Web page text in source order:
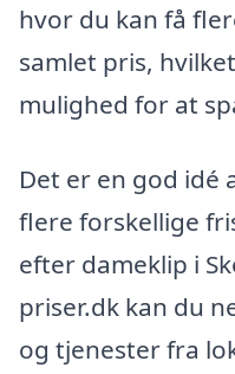
hvor du kan få
samlet pris,
mulighed for at
Det er en god idé
flere forskellige
efter dameklip i
priser.dk kan du
og tjenester fra